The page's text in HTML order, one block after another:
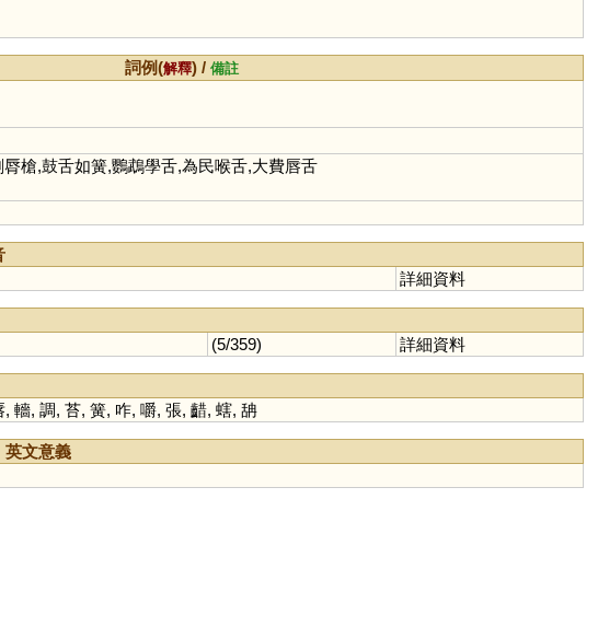
詞例(解釋) /備註
槍,鼓舌如簧,鸚鵡學舌,為民喉舌,大費唇舌
詳細資料
(5/359) 詳細資料
, 轖, 調, 苔, 簧, 咋, 嚼, 張, 齰, 螛, 舑
英文意義